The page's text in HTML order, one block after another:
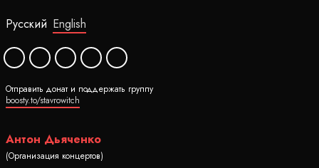
Русский English
Отправить донат и поддержать группу
boosty.to/stavrowitch
Антон Дьяченко
(Организация концертов)